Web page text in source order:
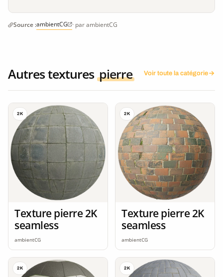
Source :ambientCG · par ambientCG
Autres textures pierre Voir toute la catégorie
2K
Texture pierre 2K
seamless
ambientCG
2K
Texture pierre 2K
seamless
ambientCG
2K 2K